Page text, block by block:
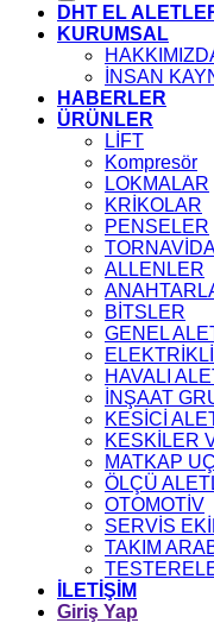
DHT EL
KURUMSAL
İNSAN
HABERLER
ÜRÜNLER
LİFT
Kompresör
LOKMALAR
KRİKOLAR
PENSELER
ALLENLER
BİTSLER
GENEL
HAVALI
İNŞAAT
KESİCİ
KESKİLER
MATKAP
ÖLÇÜ
OTOMOTİV
SERVİS
TAKIM
İLETİŞİM
Giriş Yap